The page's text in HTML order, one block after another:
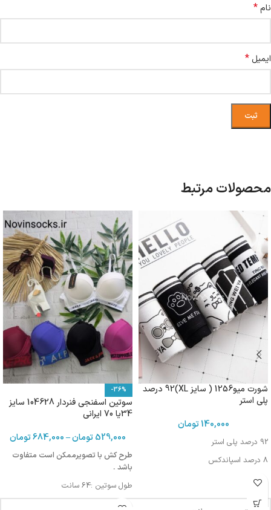
نام*
ایمیل *
محصولات مرتبط
شورت میو1256 ( سایز XL)92 درصد
پلی استر
140,000تومان
92 درصد پلی استر
8 درصد اسپاندکس
-36%
سوتین اسفنجی فنردار 104628 سایز
34یا 70 ایرانی
529,000تومان–
684,000تومان
طرح کش با تصویرممکن است متفاوت
باشد .
طول سوتین :64 سانت
دورکمر: 70-74 سانت